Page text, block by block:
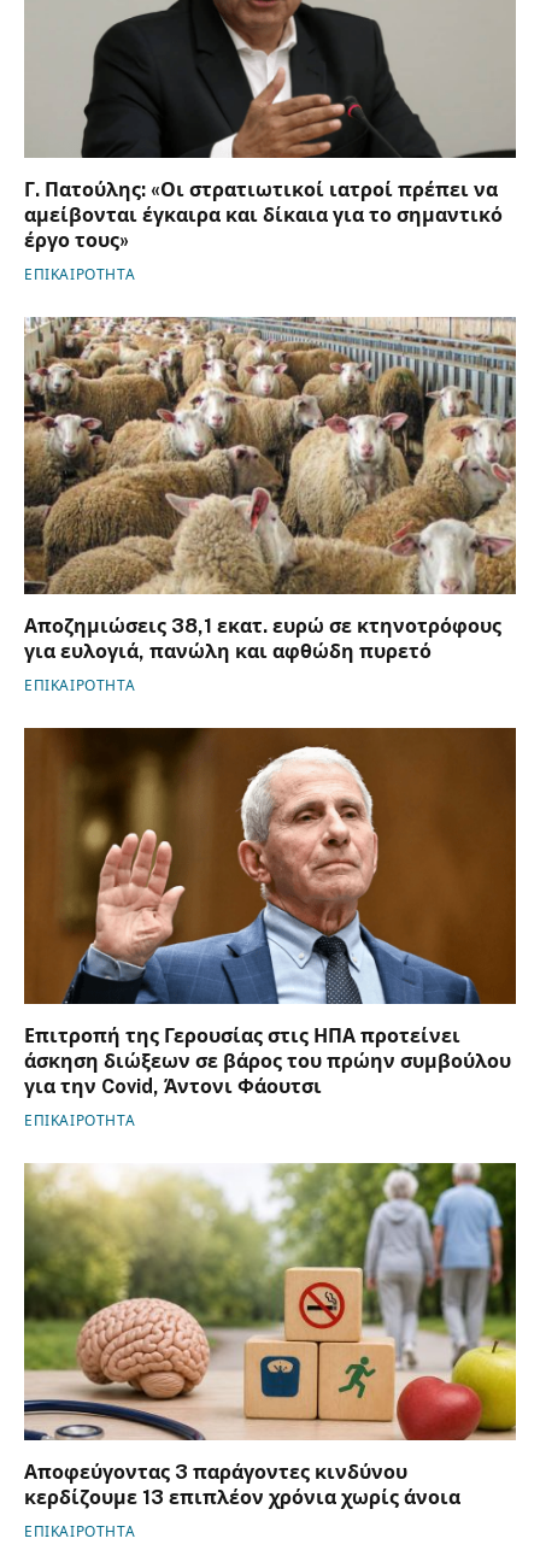
Γ. Πατούλης: «Οι στρατιωτικοί ιατροί πρέπει να
αμείβονται έγκαιρα και δίκαια για το σημαντικό
έργο τους»
ΕΠΙΚΑΙΡΟΤΗΤΑ
Αποζημιώσεις 38,1 εκατ. ευρώ σε κτηνοτρόφους
για ευλογιά, πανώλη και αφθώδη πυρετό
ΕΠΙΚΑΙΡΟΤΗΤΑ
Επιτροπή της Γερουσίας στις ΗΠΑ προτείνει
άσκηση διώξεων σε βάρος του πρώην συμβούλου
για την Covid, Άντονι Φάουτσι
ΕΠΙΚΑΙΡΟΤΗΤΑ
Αποφεύγοντας 3 παράγοντες κινδύνου
κερδίζουμε 13 επιπλέον χρόνια χωρίς άνοια
ΕΠΙΚΑΙΡΟΤΗΤΑ